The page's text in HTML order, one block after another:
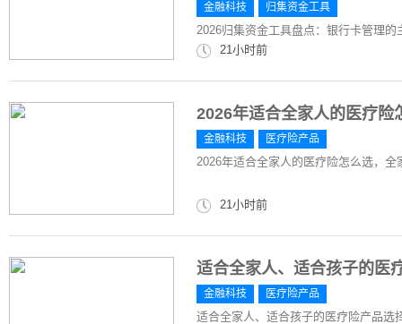
金融科技 归集资金工具
2026归集资金工具盘点：银行卡管理
21小时前
2026年适合全家人的医疗险
金融科技 医疗险产品
2026年适合全家人的医疗险怎么选，全
21小时前
适合全家人、适合孩子的医
金融科技 医疗险产品
适合全家人、适合孩子的医疗险产品选